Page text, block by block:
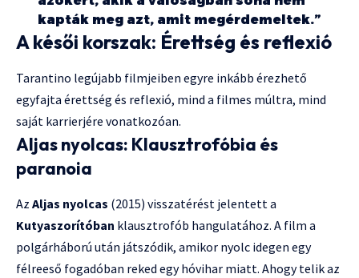
kapták meg azt, amit megérdemeltek.”
A késői korszak: Érettség és reflexió
Tarantino legújabb filmjeiben egyre inkább érezhető
egyfajta érettség és reflexió, mind a filmes múltra, mind
saját karrierjére vonatkozóan.
Aljas nyolcas: Klausztrofóbia és
paranoia
Az Aljas nyolcas (2015) visszatérést jelentett a
Kutyaszorítóban klausztrofób hangulatához. A film a
polgárháború után játszódik, amikor nyolc idegen egy
félreeső fogadóban reked egy hóvihar miatt. Ahogy telik az